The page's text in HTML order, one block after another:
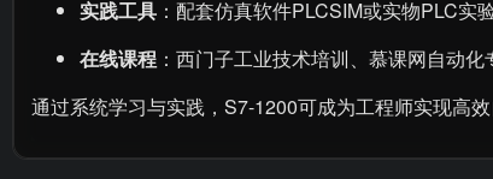
实践工具 ：配套仿真软件PLCSIM或实物PLC实验
在线课程 ：西门子工业技术培训、慕课网自动化
通过系统学习与实践，S7-1200可成为工程师实现高